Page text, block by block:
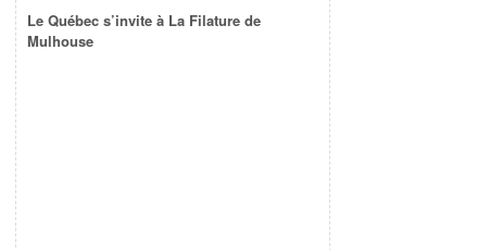
Le Québec s’invite à La Filature de
Mulhouse